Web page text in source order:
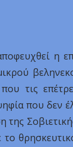
η
τις
που δεν